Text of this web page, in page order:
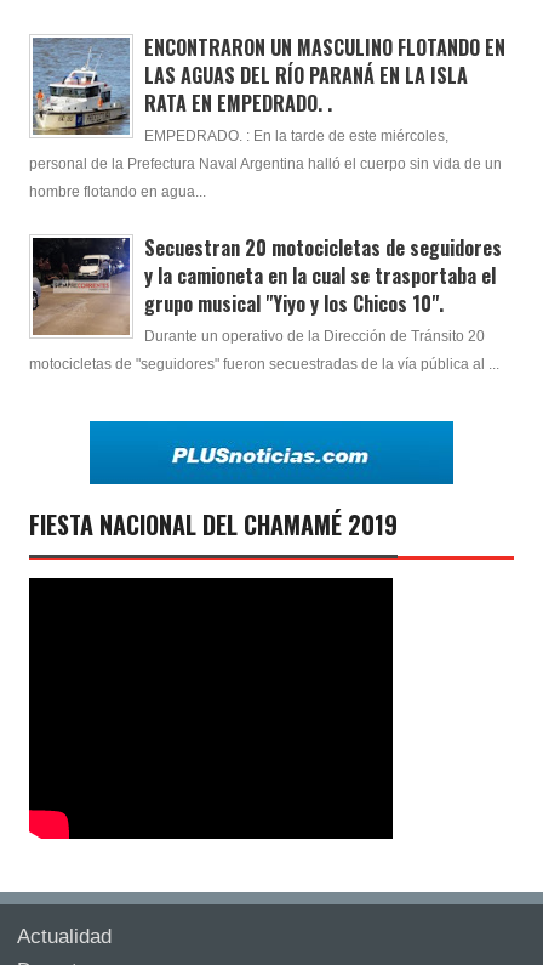
ENCONTRARON UN MASCULINO FLOTANDO EN
LAS AGUAS DEL RÍO PARANÁ EN LA ISLA
RATA EN EMPEDRADO. .
EMPEDRADO. : En la tarde de este miércoles,
personal de la Prefectura Naval Argentina halló el cuerpo sin vida de un
hombre flotando en agua...
Secuestran 20 motocicletas de seguidores
y la camioneta en la cual se trasportaba el
grupo musical "Yiyo y los Chicos 10".
Durante un operativo de la Dirección de Tránsito 20
motocicletas de "seguidores" fueron secuestradas de la vía pública al ...
FIESTA NACIONAL DEL CHAMAMÉ 2019
Actualidad